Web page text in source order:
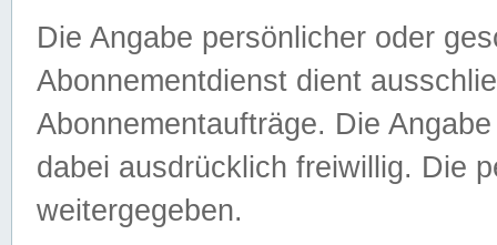
Die Angabe persönlicher oder
Abonnementdienst dient
Abonnementaufträge. Die
dabei ausdrücklich freiwillig. Die
weitergegeben.